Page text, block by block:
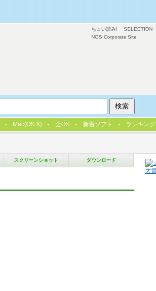
スクリーンショット ダウンロード
ちょい読み! SELECTION
NGS Corporate Site
Mac(OS X) 全OS 新着ソフト ランキング